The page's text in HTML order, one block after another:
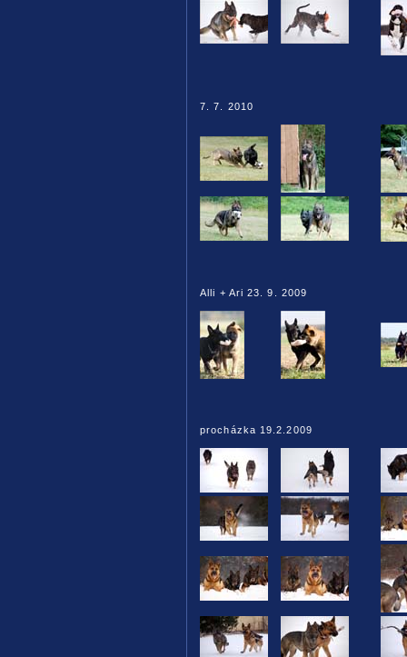
7. 7. 2010
Alli + Ari 23. 9. 2009
procházka 19.2.2009